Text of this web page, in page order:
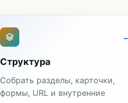
Структура
Собрать разделы, карточки,
формы, URL и внутренние